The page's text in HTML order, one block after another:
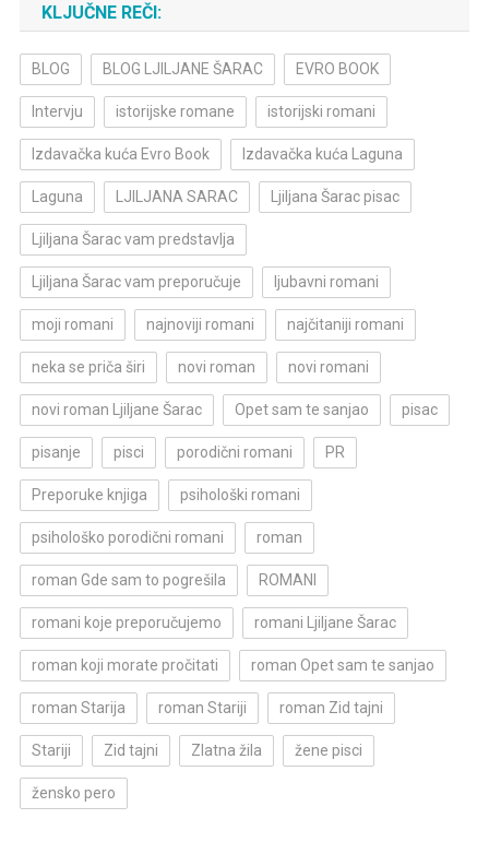
KLJUČNE REČI:
BLOG BLOG LJILJANE ŠARAC EVRO BOOK
Intervju istorijske romane istorijski romani
Izdavačka kuća Evro Book Izdavačka kuća Laguna
Laguna LJILJANA SARAC Ljiljana Šarac pisac
Ljiljana Šarac vam predstavlja
Ljiljana Šarac vam preporučuje ljubavni romani
moji romani najnoviji romani najčitaniji romani
neka se priča širi novi roman novi romani
novi roman Ljiljane Šarac Opet sam te sanjao pisac
pisanje pisci porodični romani PR
Preporuke knjiga psihološki romani
psihološko porodični romani roman
roman Gde sam to pogrešila ROMANI
romani koje preporučujemo romani Ljiljane Šarac
roman koji morate pročitati roman Opet sam te sanjao
roman Starija roman Stariji roman Zid tajni
Stariji Zid tajni Zlatna žila žene pisci
žensko pero